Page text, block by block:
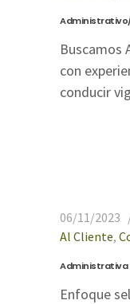
Buscamos
con
conducir
06/11/2023
Al Cliente,
Administrativa
Enfoque